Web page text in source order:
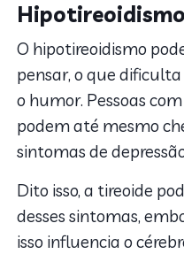
O hipotireoidismo
pensar, o que
o humor. Pessoas
podem até mesmo
sintomas de
Dito isso, a tireoide
desses sintomas,
isso influencia o